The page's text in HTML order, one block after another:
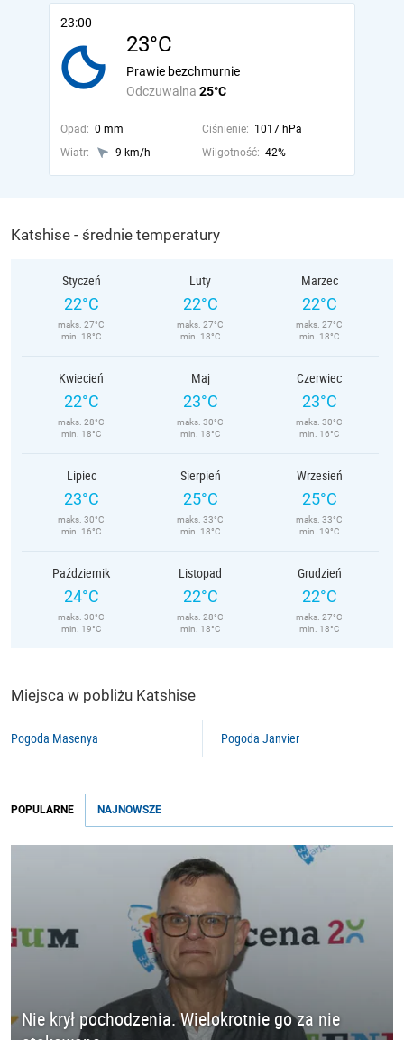
23:00
23°C
Odczuwalna 25°C
Prawie bezchmurnie
Opad: 0 mm Ciśnienie: 1017 hPa
Wiatr:
9 km/h Wilgotność: 42%
Katshise - średnie temperatury
Styczeń
22°C
maks. 27°C
min. 18°C
Luty
22°C
maks. 27°C
min. 18°C
Marzec
22°C
maks. 27°C
min. 18°C
Kwiecień
22°C
maks. 28°C
min. 18°C
Maj
23°C
maks. 30°C
min. 18°C
Czerwiec
23°C
maks. 30°C
min. 16°C
Lipiec
23°C
maks. 30°C
min. 16°C
Sierpień
25°C
maks. 33°C
min. 18°C
Wrzesień
25°C
maks. 33°C
min. 19°C
Październik
24°C
maks. 30°C
min. 19°C
Listopad
22°C
maks. 28°C
min. 18°C
Grudzień
22°C
maks. 27°C
min. 18°C
Miejsca w pobliżu Katshise
Pogoda Masenya Pogoda Janvier
POPULARNE NAJNOWSZE
Nie krył pochodzenia. Wielokrotnie go za nie